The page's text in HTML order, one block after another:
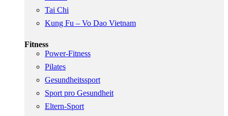
Tai Chi
Kung Fu – Vo Dao Vietnam
Fitness
Power-Fitness
Pilates
Gesundheitssport
Sport pro Gesundheit
Eltern-Sport